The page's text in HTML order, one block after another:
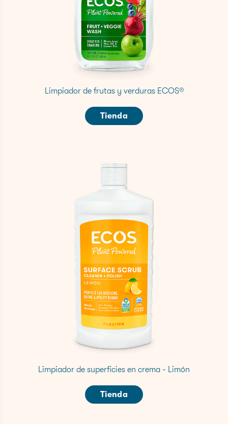
Limpiador de frutas y verduras ECOS®
Tienda
Limpiador de superficies en crema - Limón
Tienda